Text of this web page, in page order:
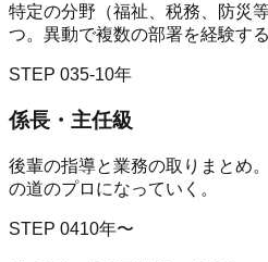
特定の分野（福祉、税務、防災
つ。異動で複数の部署を経験する
STEP 035-10年
係長・主任級
後輩の指導と業務の取りまとめ
の道のプロになっていく。
STEP 0410年〜